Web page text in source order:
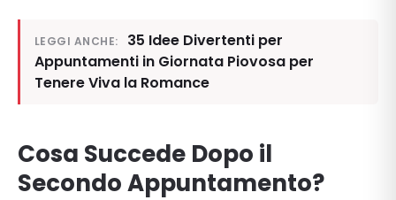
LEGGI ANCHE:
35 Idee Divertenti per
Appuntamenti in Giornata Piovosa per
Tenere Viva la Romance
Cosa Succede Dopo il
Secondo Appuntamento?